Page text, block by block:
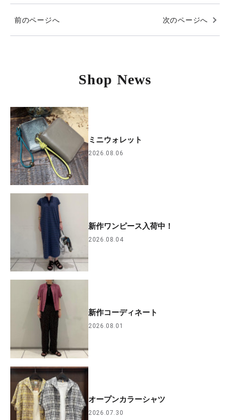
前のページへ 次のページへ
Shop News
ミニウォレット
2026.08.06
新作ワンピース入荷中！
2026.08.04
新作コーディネート
2026.08.01
オープンカラーシャツ
2026.07.30